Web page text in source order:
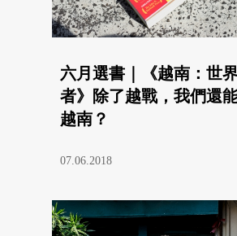
六月選書｜《越南：世
者》除了越戰，我們還
越南？
07.06.2018